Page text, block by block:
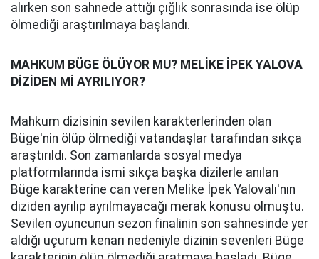
alırken son sahnede attığı çığlık sonrasında ise ölüp
ölmediği araştırılmaya başlandı.
MAHKUM BÜGE ÖLÜYOR MU? MELİKE İPEK YALOVA
DİZİDEN Mİ AYRILIYOR?
Mahkum dizisinin sevilen karakterlerinden olan
Büge'nin ölüp ölmediği vatandaşlar tarafından sıkça
araştırıldı. Son zamanlarda sosyal medya
platformlarında ismi sıkça başka dizilerle anılan
Büge karakterine can veren Melike İpek Yalovalı'nın
diziden ayrılıp ayrılmayacağı merak konusu olmuştu.
Sevilen oyuncunun sezon finalinin son sahnesinde yer
aldığı uçurum kenarı nedeniyle dizinin sevenleri Büge